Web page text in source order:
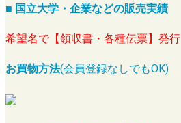
■ 国立大学・企業などの販売実績
希望名で【領収書・各種伝票】発行
お買物方法(会員登録なしでもOK)